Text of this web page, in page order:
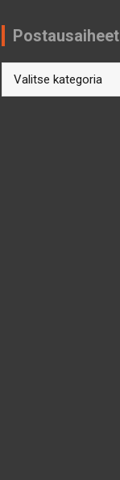
Postausaiheet